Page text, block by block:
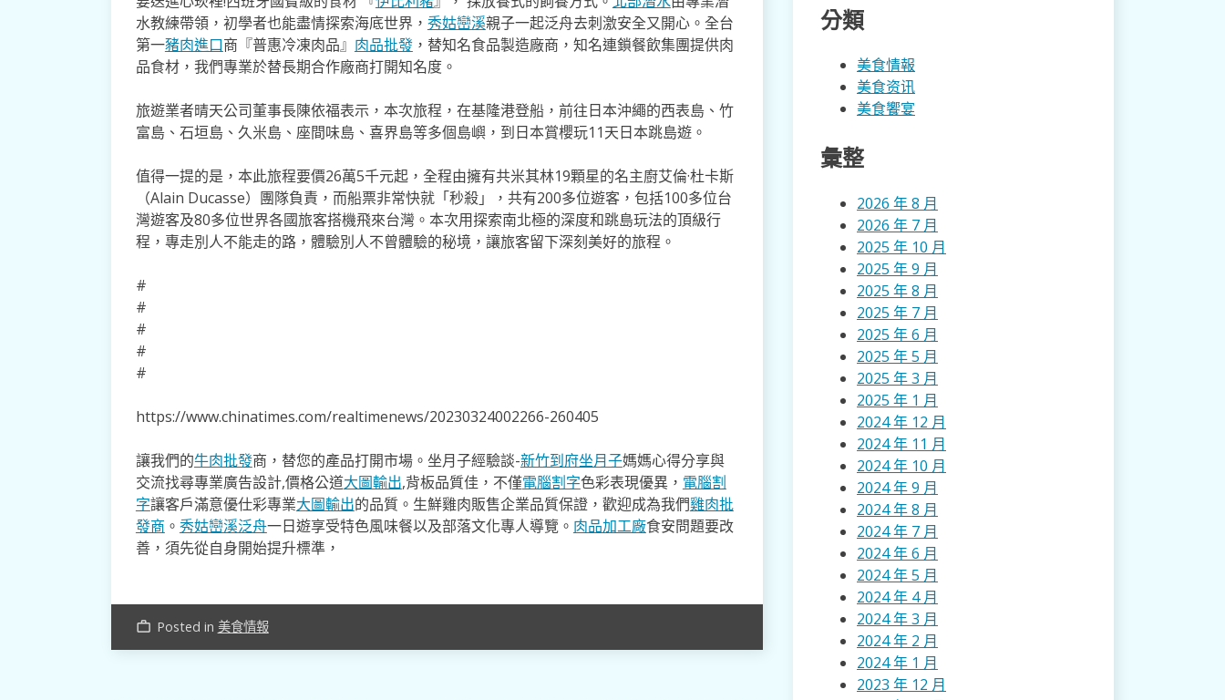
水教練帶領，初學者也能盡情探索海底世界， 秀姑巒溪親子一起泛舟去​刺激安全又開心。全台
第一豬肉進口商『普惠冷凍肉品』 肉品批發，替知名食品製造廠商，知名連鎖餐飲集團提供肉
品食材，我們專業於替長期合作廠商打開知名度。
旅遊業者晴天公司董事長陳依福表示，本次旅程，在基隆港登船，前往日本沖繩的西表島、竹
富島、石垣島、久米島、座間味島、喜界島等多個島嶼，到日本賞櫻玩11天日本跳島遊。
值得一提的是，本此旅程要價26萬5千元起，全程由擁有共米其林19顆星的名主廚艾倫·杜卡斯
（Alain Ducasse）團隊負責，而船票非常快就「秒殺」，共有200多位遊客，包括100多位台
灣遊客及80多位世界各國旅客搭機飛來台灣。本次用探索南北極的深度和跳島玩法的頂級行
程，專走別人不能走的路，體驗別人不曾體驗的秘境，讓旅客留下深刻美好的旅程。
#
#
#
#
#
https://www.chinatimes.com/realtimenews/20230324002266-260405
讓我們的牛肉批發商，替您的產品打開市場。坐月子經驗談-新竹到府坐月子媽媽心得分享與
交流找尋專業廣告設計,價格公道大圖輸出,背板品質佳，不僅電腦割字色彩表現優異， 電腦割
字讓客戶滿意優仕彩專業大圖輸出的品質。生鮮雞肉販售企業品質保證，歡迎成為我們雞肉批
發商 。 秀姑巒溪泛舟一日遊享受特色風味餐以及部落文化專人導覽。 肉品加工廠食安問題要改
善，須先從自身開始提升標準，
work_outline Posted in 美食情報
分類
美食情報
美食资讯
美食饗宴
彙整
2026 年 8 月
2026 年 7 月
2025 年 10 月
2025 年 9 月
2025 年 8 月
2025 年 7 月
2025 年 6 月
2025 年 5 月
2025 年 3 月
2025 年 1 月
2024 年 12 月
2024 年 11 月
2024 年 10 月
2024 年 9 月
2024 年 8 月
2024 年 7 月
2024 年 6 月
2024 年 5 月
2024 年 4 月
2024 年 3 月
2024 年 2 月
2024 年 1 月
2023 年 12 月